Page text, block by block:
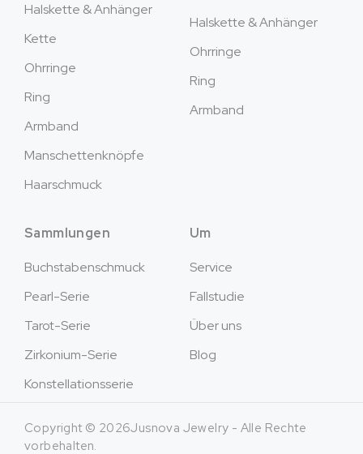
Halskette & Anhänger
Kette
Ohrringe
Ring
Armband
Manschettenknöpfe
Haarschmuck
Halskette & Anhänger
Ohrringe
Ring
Armband
Sammlungen
Buchstabenschmuck
Pearl-Serie
Tarot-Serie
Zirkonium-Serie
Konstellationsserie
Um
Service
Fallstudie
Über uns
Blog
Copyright © 2026Jusnova Jewelry - Alle Rechte
vorbehalten.